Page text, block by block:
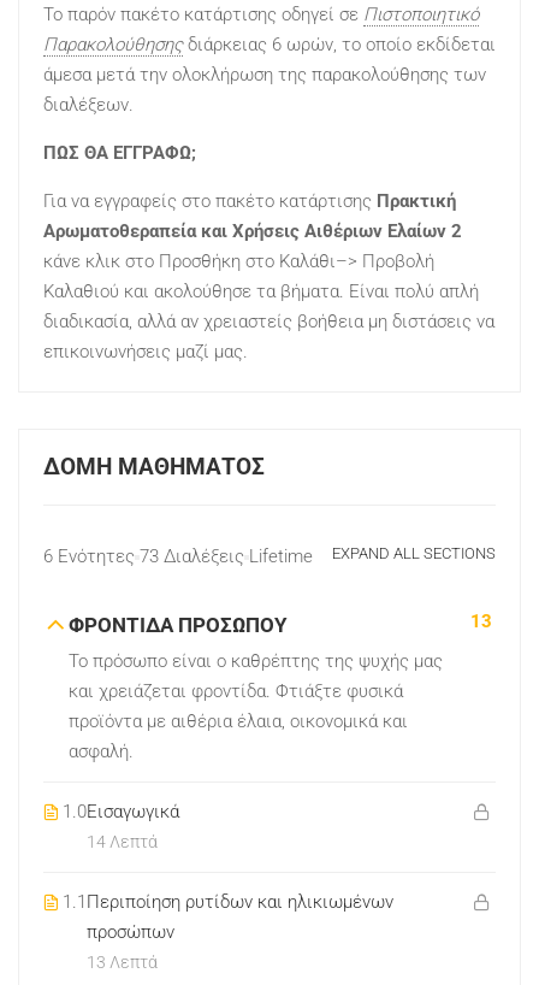
Το παρόν πακέτο κατάρτισης οδηγεί σε Πιστοποιητικό
Παρακολούθησηςδιάρκειας 6 ωρών, το οποίο εκδίδεται
άμεσα μετά την ολοκλήρωση της παρακολούθησης των
διαλέξεων.
ΠΩΣ ΘΑ ΕΓΓΡΑΦΩ;
Για να εγγραφείς στο πακέτο κατάρτισης Πρακτική
Αρωματοθεραπεία και Χρήσεις Αιθέριων Ελαίων 2
κάνε κλικ στο Προσθήκη στο Καλάθι–> Προβολή
Καλαθιού και ακολούθησε τα βήματα. Είναι πολύ απλή
διαδικασία, αλλά αν χρειαστείς βοήθεια μη διστάσεις να
επικοινωνήσεις μαζί μας.
ΔΟΜΉ ΜΑΘΉΜΑΤΟΣ
6 Ενότητες 73 Διαλέξεις Lifetime EXPAND ALL SECTIONS
ΦΡΟΝΤΙΔΑ ΠΡΟΣΩΠΟΥ
Το πρόσωπο είναι ο καθρέπτης της ψυχής μας
και χρειάζεται φροντίδα. Φτιάξτε φυσικά
προϊόντα με αιθέρια έλαια, οικονομικά και
ασφαλή.
13
1.0Εισαγωγικά
14 Λεπτά
1.1 Περιποίηση ρυτίδων και ηλικιωμένων
προσώπων
13 Λεπτά